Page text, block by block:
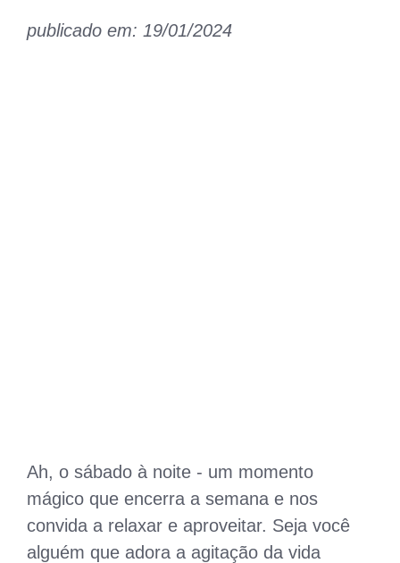
publicado em: 19/01/2024
Ah, o sábado à noite - um momento
mágico que encerra a semana e nos
convida a relaxar e aproveitar. Seja você
alguém que adora a agitação da vida